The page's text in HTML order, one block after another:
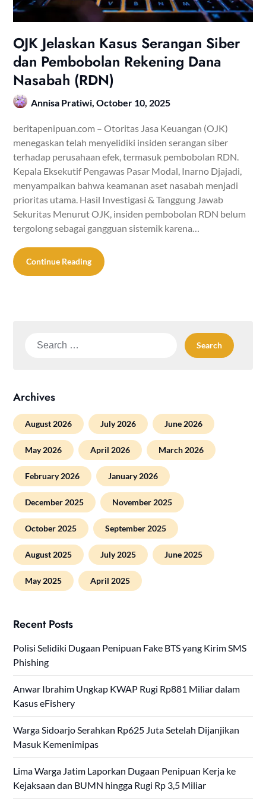
OJK Jelaskan Kasus Serangan Siber
dan Pembobolan Rekening Dana
Nasabah (RDN)
Annisa Pratiwi,October 10, 2025
beritapenipuan.com – Otoritas Jasa Keuangan (OJK)
menegaskan telah menyelidiki insiden serangan siber
terhadap perusahaan efek, termasuk pembobolan RDN.
Kepala Eksekutif Pengawas Pasar Modal, Inarno Djajadi,
menyampaikan bahwa keamanan aset nasabah menjadi
prioritas utama. Hasil Investigasi & Tanggung Jawab
Sekuritas Menurut OJK, insiden pembobolan RDN belum
tergolong sebagai gangguan sistemik karena…
Continue Reading
Search
Archives
August 2026 July 2026 June 2026
May 2026 April 2026 March 2026
February 2026 January 2026
December 2025 November 2025
October 2025 September 2025
August 2025 July 2025 June 2025
May 2025 April 2025
Recent Posts
Polisi Selidiki Dugaan Penipuan Fake BTS yang Kirim SMS
Phishing
Anwar Ibrahim Ungkap KWAP Rugi Rp881 Miliar dalam
Kasus eFishery
Warga Sidoarjo Serahkan Rp625 Juta Setelah Dijanjikan
Masuk Kemenimipas
Lima Warga Jatim Laporkan Dugaan Penipuan Kerja ke
Kejaksaan dan BUMN hingga Rugi Rp 3,5 Miliar